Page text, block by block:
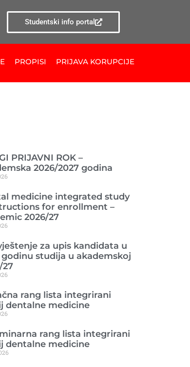
Studentski info portal
PROPISI PRIJAVA KORUPCIJE
PRIJAVNI ROK –
2026/2027 godina
medicine integrated study
for enrollment –
2026/27
za upis kandidata u
studija u akademskoj
27
rang lista integrirani
dentalne medicine
rang lista integrirani
dentalne medicine